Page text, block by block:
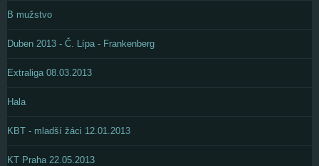
B mužstvo
Duben 2013 - Č. Lípa - Frankenberg
Extraliga 08.03.2013
Hala
KBT - mladší žáci 12.01.2013
KT Praha 22.05.2013